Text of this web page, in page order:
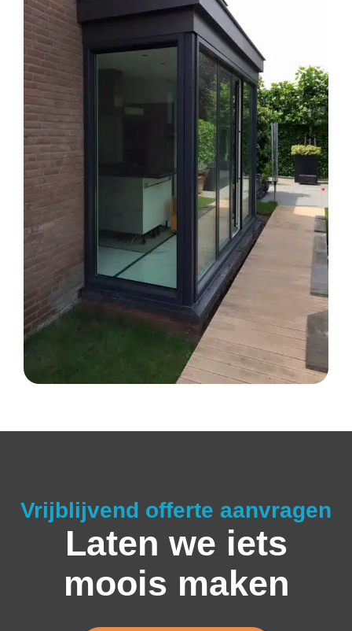
Vrijblijvend offerte aanvragen
Laten we iets
moois maken